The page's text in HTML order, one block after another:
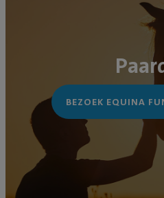
BEZOEK EQUINA